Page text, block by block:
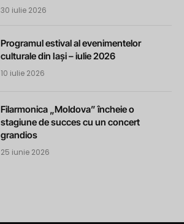
30 iulie 2026
Programul estival al evenimentelor
culturale din Iași – iulie 2026
10 iulie 2026
Filarmonica „Moldova” încheie o
stagiune de succes cu un concert
grandios
25 iunie 2026